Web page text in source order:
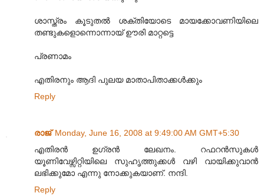
ശാസ്ത്രം കൂടുതല്‍ ശക്തിയോടെ മായക്കോവണിയിലെ
തണ്ടുകളൊന്നൊന്നായ് ഊരി മാറ്റട്ടെ
പ്രണാമം
എതിരനും ആദി പുലയ മാതാപിതാക്കള്‍ക്കും
Reply
രാജ് Monday, June 16, 2008 at 9:49:00 AM GMT+5:30
എതിരന്‍ ഉഗ്രന്‍ ലേഖനം. റഫറന്‍സുകള്‍
യൂണിവേഴ്സിറ്റിയിലെ സുഹൃത്തുക്കള്‍ വഴി വായിക്കുവാന്‍
ലഭിക്കുമോ എന്നു നോക്കുകയാണ്‌. നന്ദി.
Reply